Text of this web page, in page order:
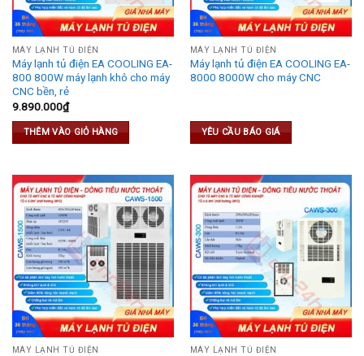
MÁY LẠNH TỦ ĐIỆN
Máy lạnh tủ điện EA COOLING EA-
800 800W máy lạnh khô cho máy
CNC bền, rẻ
9.890.000₫
THÊM VÀO GIỎ HÀNG
MÁY LẠNH TỦ ĐIỆN
Máy lạnh tủ điện EA COOLING EA-
8000 8000W cho máy CNC
YÊU CẦU BÁO GIÁ
MÁY LẠNH TỦ ĐIỆN MÁY LẠNH TỦ ĐIỆN